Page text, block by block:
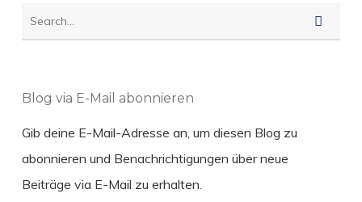
Blog via E-Mail abonnieren
Gib deine E-Mail-Adresse an, um diesen Blog zu
abonnieren und Benachrichtigungen über neue
Beiträge via E-Mail zu erhalten.